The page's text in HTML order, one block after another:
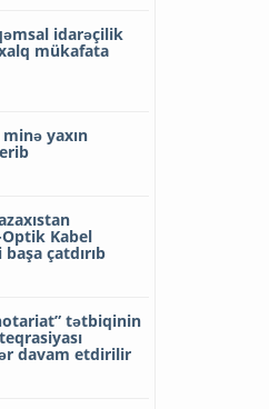
idarəçilik
mükafata
minə yaxın
Kabel
çatdırıb
tətbiqinin
davam etdirilir